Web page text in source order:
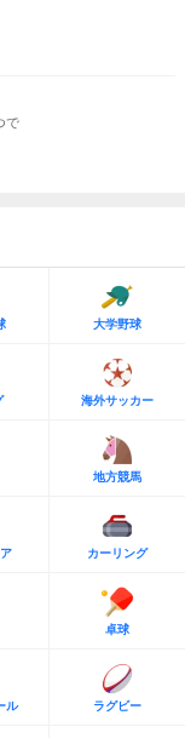
で
大学野球
海外サッカー
地方競馬
カーリング
卓球
ル ラグビー